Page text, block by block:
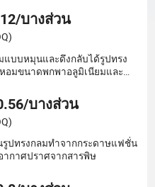
บางส่วน
แบบหมุนและดึงกลับได้รูปทรง
อมขนาดพกพาอลูมิเนียมและ
บางส่วน
รูปทรงกลมทำจากกระดาษแฟชั่น
ากาศปราศจากสารพิษ